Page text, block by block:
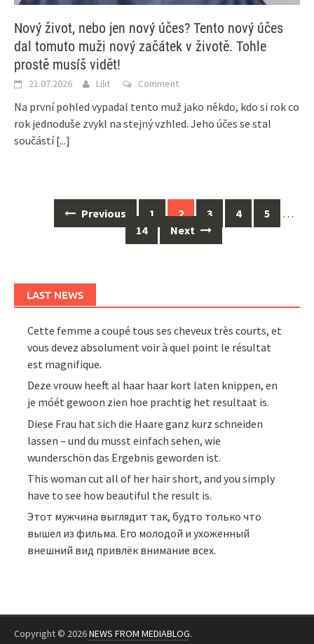
Nový život, nebo jen nový účes? Tento nový účes
dal tomuto muži nový začátek v životě. Tohle
prostě musíš vidět!
21.07.2026 Lilit Comment
Na první pohled vypadal tento muž jako někdo, kdo si rok co
rok jednoduše zvykl na stejný vzhled. Jeho účes se stal
součástí[...]
navigation
Previous 1 2 3 4 5
…
14
Next
LAST NEWS
Cette femme a coupé tous ses cheveux très courts, et
vous devez absolument voir à quel point le résultat
est magnifique.
Deze vrouw heeft al haar haar kort laten knippen, en
je móét gewoon zien hoe prachtig het resultaat is.
Diese Frau hat sich die Haare ganz kurz schneiden
lassen – und du musst einfach sehen, wie
wunderschön das Ergebnis geworden ist.
This woman cut all of her hair short, and you simply
have to see how beautiful the result is.
Этот мужчина выглядит так, будто только что
вышел из фильма. Его молодой и ухоженный
внешний вид привлёк внимание всех.
Copyright © 2026NEWS FROM MEDIABLOG.